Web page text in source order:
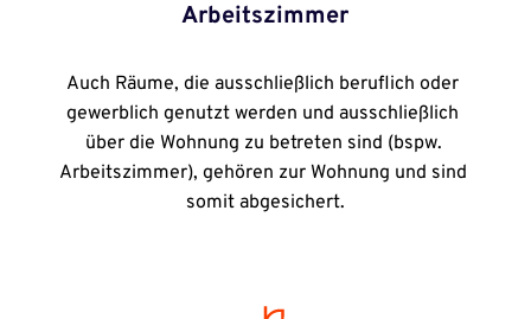
Arbeitszimmer
Auch Räume, die ausschließlich beruflich oder
gewerblich genutzt werden und ausschließlich
über die Wohnung zu betreten sind (bspw.
Arbeitszimmer), gehören zur Wohnung und sind
somit abgesichert.